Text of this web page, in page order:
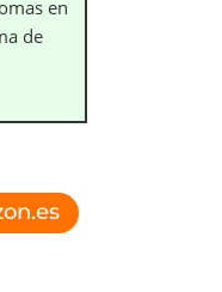
en
de